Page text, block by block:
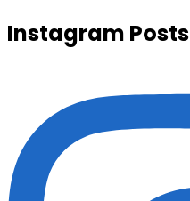
Instagram Posts